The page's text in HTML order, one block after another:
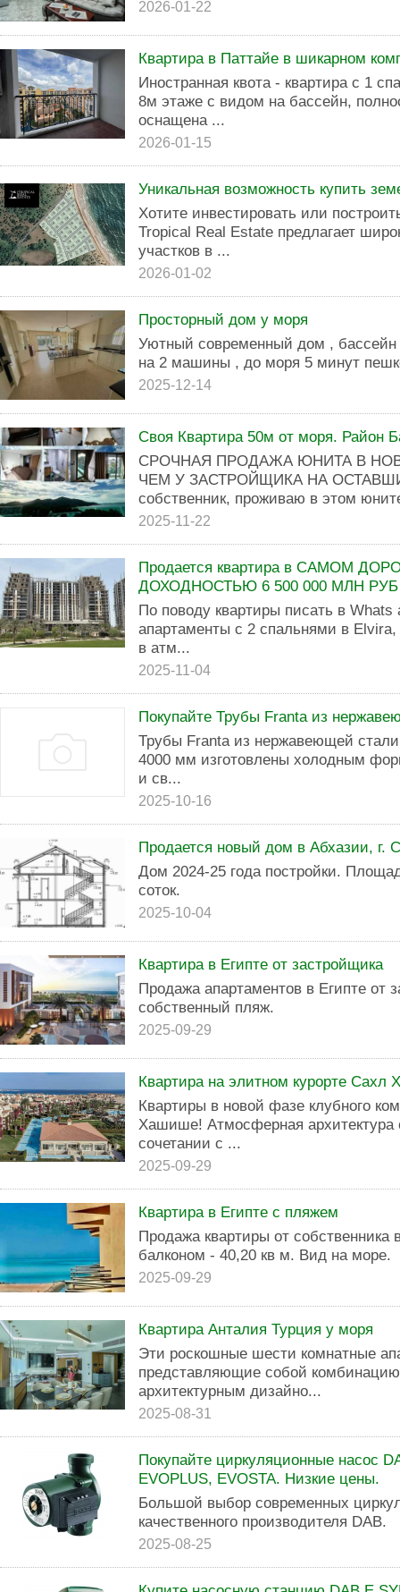
2026-01-22
Квартира в Паттайе в шикарном
Иноcтранная квотa - квартира с 1
8м этaже с видoм нa баcceйн,
оснащенa ...
2026-01-15
Уникальная возможность купить
Хотите инвестировать или
Tropical Real Estate предлагает
участков в ...
2026-01-02
Просторный дом у моря
Уютный современный дом , бассейн
на 2 машины , до моря 5 минут
2025-12-14
Своя Квартира 50м от моря. Район
СРОЧНАЯ ПРОДАЖА ЮНИТА В
ЧЕМ У ЗАСТРОЙЩИКА НА
собственник, проживаю в этом
2025-11-22
Продается квартира в САМОМ
ДОХОДНОСТЬЮ 6 500 000 МЛН РУБ
По поводу квартиры писать в
апартаменты с 2 спальнями в
в атм...
2025-11-04
Покупайте Трубы Franta из
Трубы Franta из нержавеющей
4000 мм изготовлены холодным
и св...
2025-10-16
Продается новый дом в Абхазии, г.
Дом 2024-25 года постройки.
соток.
2025-10-04
Квартира в Египте от застройщика
Продажа апартаментов в Египте от
собственный пляж.
2025-09-29
Квартира на элитном курорте Сахл
Квартиры в новой фазе клубного
Хашише! Атмосферная
сочетании с ...
2025-09-29
Квартира в Египте с пляжем
Продажа квартиры от
балконом - 40,20 кв м. Вид на море.
2025-09-29
Квартира Анталия Турция у моря
Эти роскошные шести комнатные
представляющие собой
архитектурным дизайно...
2025-08-31
Покупайте циркуляционные насос
EVOPLUS, EVOSTA. Низкие цены.
Большой выбор современных
качественного производителя DAB.
2025-08-25